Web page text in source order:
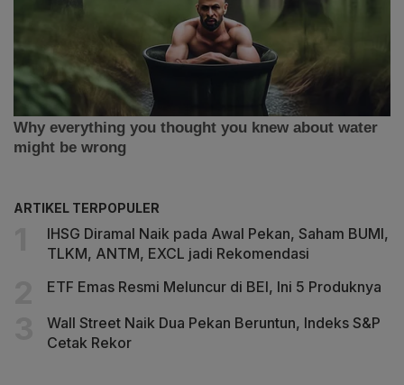
ARTIKEL TERPOPULER
IHSG Diramal Naik pada Awal Pekan, Saham BUMI,
TLKM, ANTM, EXCL jadi Rekomendasi
ETF Emas Resmi Meluncur di BEI, Ini 5 Produknya
Wall Street Naik Dua Pekan Beruntun, Indeks S&P
Cetak Rekor